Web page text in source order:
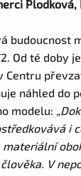
budoucnost
Od té
Centru
náhled do
modelu:
i
V